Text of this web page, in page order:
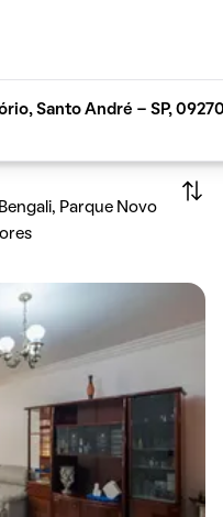
Santo André - SP,
Parque Novo